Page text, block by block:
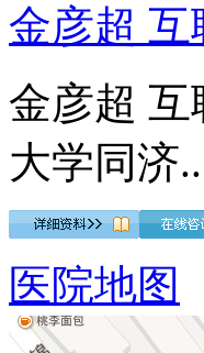
金彦超 互
金彦超
大学同济
医院地图